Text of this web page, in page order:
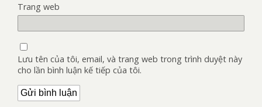
Trang web
Lưu tên của tôi, email, và trang web trong trình duyệt này
cho lần bình luận kế tiếp của tôi.